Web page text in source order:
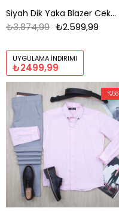
Siyah Dik Yaka Blazer Ceket Gömlek Pantolon Ayakkabı Kombin
₺2.599,99
₺3.874,99
UYGULAMA İNDIRIMI
₺2499,99
%58